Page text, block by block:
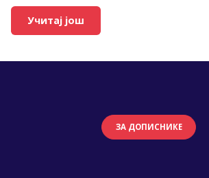
Учитај још
ЗА ДОПИСНИКЕ